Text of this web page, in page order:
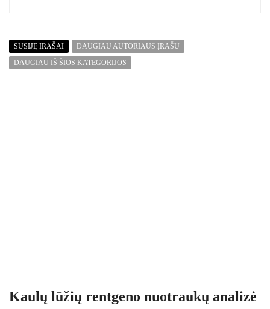
SUSIJĘ ĮRAŠAI
DAUGIAU AUTORIAUS ĮRAŠŲ
DAUGIAU IŠ ŠIOS KATEGORIJOS
Kaulų lūžių rentgeno nuotraukų analizė